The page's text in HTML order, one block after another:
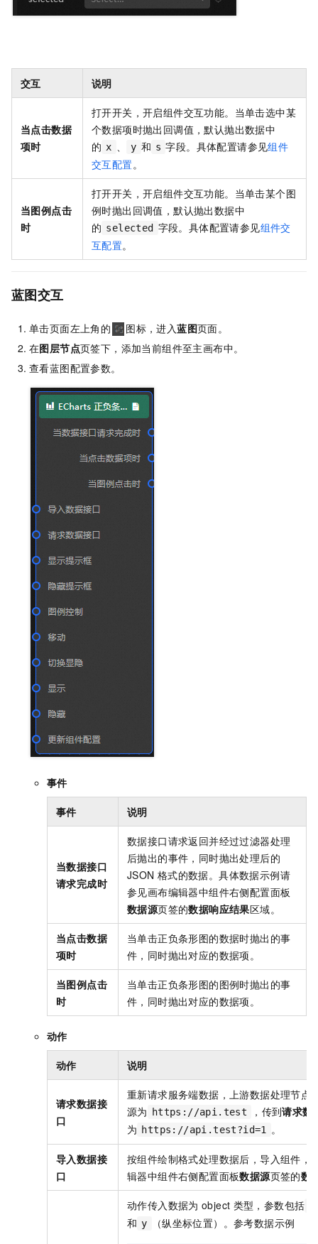
交互 说明
当点击数据
项时
打开开关，开启组件交互功能。当单击选中某
个数据项时抛出回调值，默认抛出数据中
的 x 、 y 和 s 字段。具体配置请参见组件
交互配置。
当图例点击
时
打开开关，开启组件交互功能。当单击某个图
例时抛出回调值，默认抛出数据中
的 selected 字段。具体配置请参见组件交
互配置。
蓝图交互
单击页面左上角的 图标，进入蓝图页面。
在图层节点页签下，添加当前组件至主画布中。
查看蓝图配置参数。
事件
事件 说明
当数据接口
请求完成时
数据接口请求返回并经过过滤器处理
后抛出的事件，同时抛出处理后的
JSON 格式的数据。具体数据示例请
参见画布编辑器中组件右侧配置面板
数据源页签的数据响应结果区域。
当点击数据
项时
当单击正负条形图的数据时抛出的事
件，同时抛出对应的数据项。
当图例点击
时
当单击正负条形图的图例时抛出的事
件，同时抛出对应的数据项。
动作
动作 说明
请求数据接
口
重新请求服务端数据，上游数据处理节点
源为 https://api.test ，传到请求数
为 https://api.test?id=1 。
导入数据接
口
按组件绘制格式处理数据后，导入组件，
辑器中组件右侧配置面板数据源页签的数
动作传入数据为 object 类型，参数包括
和 y （纵坐标位置）。参考数据示例